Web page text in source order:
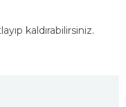
kaldırabilirsiniz.